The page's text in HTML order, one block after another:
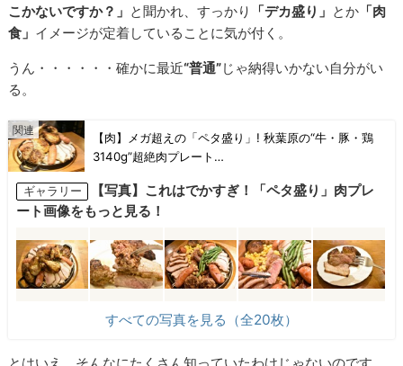
こかないですか？」 と聞かれ、すっかり 「デカ盛り」 とか 「肉
食」 イメージが定着していることに気が付く。
うん・・・・・・確かに最近“普通”じゃ納得いかない自分がい
る。
【肉】メガ超えの「ペタ盛り」! 秋葉原の“牛・豚・鶏
3140g”超絶肉プレート…
ギャラリー
【写真】これはでかすぎ！「ペタ盛り」肉プレ
ート画像をもっと見る！
すべての写真を見る（全20枚）
とはいえ、そんなにたくさん知っていたわけじゃないのです